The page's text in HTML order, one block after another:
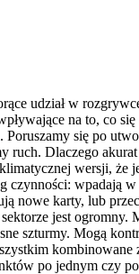
udział w
na to, co
. Poruszamy się po
ruch. Dlaczego
wersji, że
czynności: wpadają w
nowe karty, lub
jest ogromny.
szturmy. Mogą
kombinowane
po jednym czy